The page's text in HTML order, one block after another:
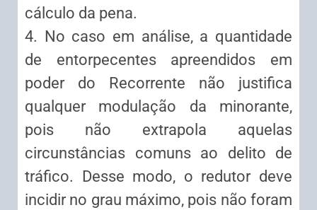
cálculo da pena.
4. No caso em análise, a quantidade
de entorpecentes apreendidos em
poder do Recorrente não justifica
qualquer modulação da minorante,
pois não extrapola aquelas
circunstâncias comuns ao delito de
tráfico. Desse modo, o redutor deve
incidir no grau máximo, pois não foram